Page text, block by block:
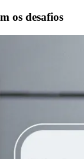
os desafios